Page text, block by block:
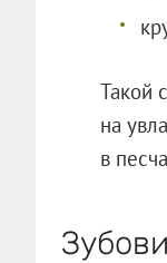
Такой
на
в